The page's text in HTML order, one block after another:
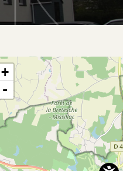
situation du bien
+
-